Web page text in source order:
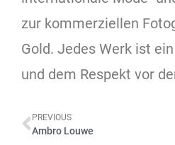
zur kommerziellen
Gold. Jedes Werk ist
und dem Respekt vor
PREVIOUS
Ambro Louwe